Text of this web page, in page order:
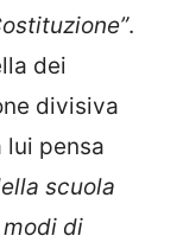
.
dei
divisiva
lui pensa
scuola
di